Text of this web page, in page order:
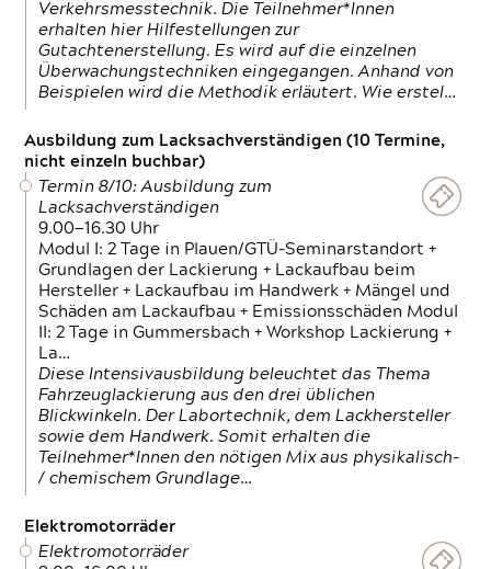
Verkehrsmesstechnik. Die Teilnehmer*Innen
erhalten hier Hilfestellungen zur
Gutachtenerstellung. Es wird auf die einzelnen
Überwachungstechniken eingegangen. Anhand von
Beispielen wird die Methodik erläutert. Wie erstel…
Ausbildung zum Lacksachverständigen (10 Termine,
nicht einzeln buchbar)
Termin 8/10: Ausbildung zum
Lacksachverständigen
9.00—16.30 Uhr
Modul I: 2 Tage in Plauen/GTÜ-Seminarstandort +
Grundlagen der Lackierung + Lackaufbau beim
Hersteller + Lackaufbau im Handwerk + Mängel und
Schäden am Lackaufbau + Emissionsschäden Modul
II: 2 Tage in Gummersbach + Workshop Lackierung +
La…
Diese Intensivausbildung beleuchtet das Thema
Fahrzeuglackierung aus den drei üblichen
Blickwinkeln. Der Labortechnik, dem Lackhersteller
sowie dem Handwerk. Somit erhalten die
Teilnehmer*Innen den nötigen Mix aus physikalisch-
/ chemischem Grundlage…
Elektromotorräder
Elektromotorräder